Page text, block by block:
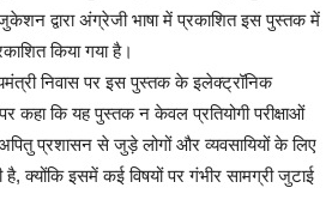
द्वारा अंग्रेजी भाषा में प्रकाशित इस पुस्तक में
किया गया है।
निवास पर इस पुस्तक के इलेक्ट्रॉनिक
कि यह पुस्तक न केवल प्रतियोगी परीक्षाओं
अपितु प्रशासन से जुड़े लोगों और व्यवसायियों के लिए
क्योंकि इसमें कई विषयों पर गंभीर सामग्री जुटाई